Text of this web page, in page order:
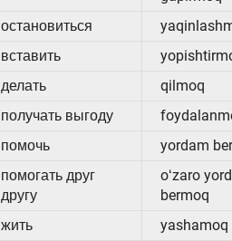
остановиться
вставить
делать
qilmoq
получать выгоду
помочь
yordam
помогать друг
другу
oʻzaro
bermoq
жить
yashamoq